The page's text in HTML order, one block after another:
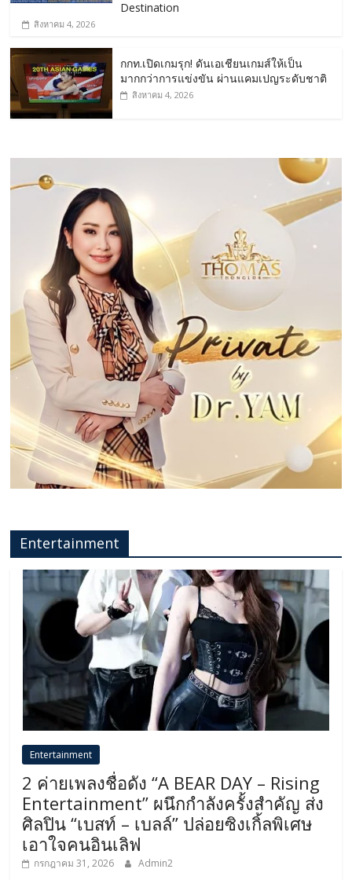
Destination
สิงหาคม 4, 2026
กกท.เปิดเกมรุก! ดันเอเชียนเกมส์ให้เป็น
มากกว่าการแข่งขัน ผ่านแคมเปญระดับชาติ
สิงหาคม 4, 2026
Entertainment
Entertainment
2 ค่ายเพลงชื่อดัง “A BEAR DAY – Rising
Entertainment” ผนึกกำลังครั้งสำคัญ ส่ง
ศิลปิน “เบสท์ – เบลล์” ปล่อยซิงเกิ้ลพิเศษ
เอาใจคนอินเลิฟ
กรกฎาคม 31, 2026 Admin2